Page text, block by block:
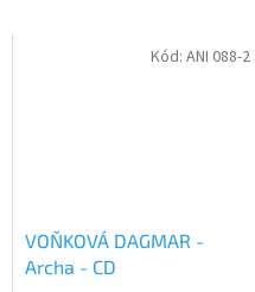
VOŇKOVÁ DAGMAR -
Archa - CD
Kód:ANI 088-2